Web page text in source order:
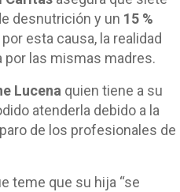
desnutrición y un 15 %
por esta causa, la realidad
las mismas madres.
Lucena quien tiene a su
atenderla debido a la
de los profesionales de
teme que su hija “se